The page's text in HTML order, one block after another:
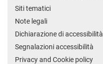
Siti tematici
Note legali
Dichiarazione di accessibilità
Segnalazioni accessibilità
Privacy and Cookie policy